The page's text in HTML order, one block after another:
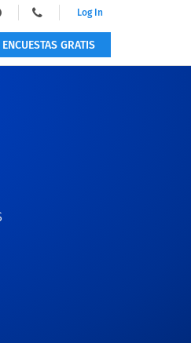
Log In
GRATIS